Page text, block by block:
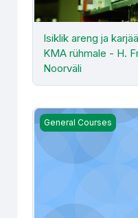
Isiklik areng ja
KMA rühmale - H.
Noorväli
Ettevõtlus
General Courses